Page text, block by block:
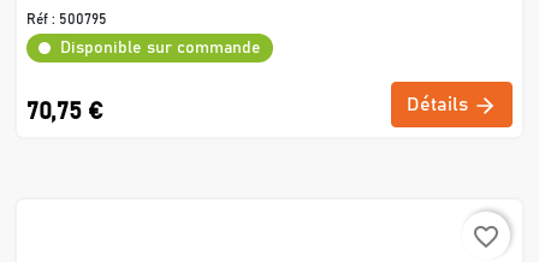
Réf : 500795
Disponible sur commande
70,75 € Détails
favorite_border